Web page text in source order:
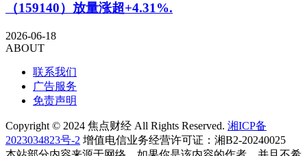
（159140）放量涨超+4.31%.
2026-06-18
ABOUT
联系我们
广告服务
免责声明
Copyright © 2024 焦点财经 All Rights Reserved. 湘ICP备
2023034823号-2 增值电信业务经营许可证：湘B2-20240025